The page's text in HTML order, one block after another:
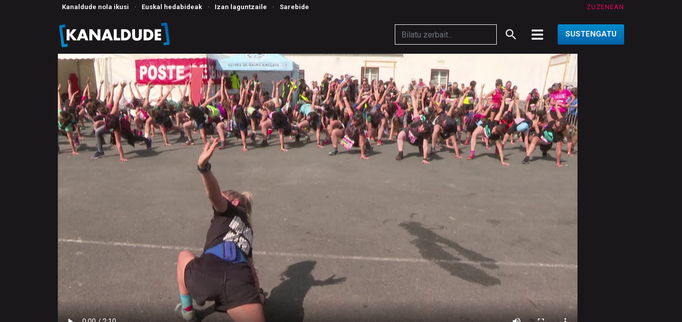
Kanaldude nola ikusi · Euskal hedabideak · Izan laguntzaile · Sarebide ZUZENEAN
SUSTENGATU